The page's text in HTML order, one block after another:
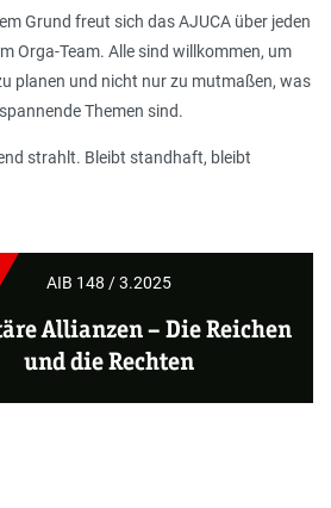
Grund freut sich das AJUCA über jeden
Orga-Team. Alle sind willkommen, um
planen und nicht nur zu mutmaßen, was
Themen sind.
strahlt. Bleibt standhaft, bleibt
AIB 148 / 3.2025
Allianzen – Die Reichen
und die Rechten